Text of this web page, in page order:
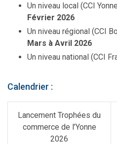
Un niveau local (CCI
Février 2026
Un niveau régional (CCI
Mars à Avril 2026
Un niveau national (CCI
Calendrier :
Lancement Trophées du
commerce de l’Yonne
2026